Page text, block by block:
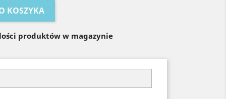
KOSZYKA
produktów w magazynie